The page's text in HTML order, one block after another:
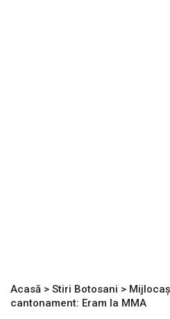
Acasă > Stiri Botosani >
cantonament: Eram la MMA